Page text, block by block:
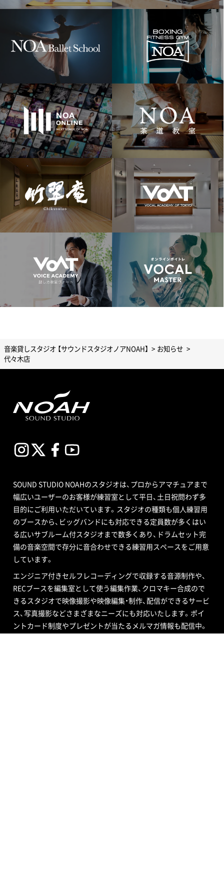
音楽貸しスタジオ 【サウンドスタジオノアNOAH】
お知らせ
代々木店
SOUND STUDIO NOAHのスタジオは、プロからアマチュアまで
幅広いユーザーのお客様が練習室として平日、土日祝問わず多
目的にご利用いただいています。スタジオの種類も個人練習用
のブースから、ビッグバンドにも対応できる定員数が多くはい
る広いサブルーム付スタジオまで数多くあり、ドラムセット完
備の音楽空間で存分に音合わせできる練習用スペースをご用意
しています。
エンジニア付きセルフレコーディングで収録する音源制作や、
RECブースを編集室として使う編集作業、クロマキー合成ので
きるスタジオで映像撮影や映像編集・制作、配信ができるサービ
ス、写真撮影などさまざまなニーズにも対応いたします。ポイ
ントカード制度やプレゼントが当たるメルマガ情報も配信中。